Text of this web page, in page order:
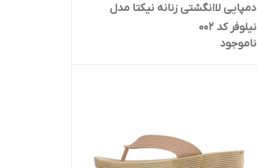
دمپایی لاانگشتی زنانه نیکتا مدل
نیلوفر کد 002
ناموجود